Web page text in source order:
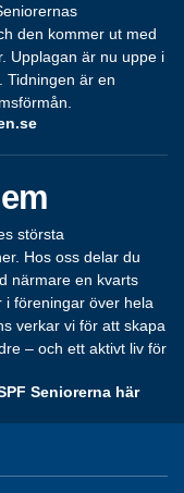
den kommer ut med
Upplagan är nu uppe i
Tidningen är en
största
Hos oss delar du
närmare en kvarts
i föreningar över hela
verkar vi för att skapa
– och ett aktivt liv för
Seniorerna här